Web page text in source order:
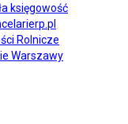
księgowość
Rolnicze
Warszawy